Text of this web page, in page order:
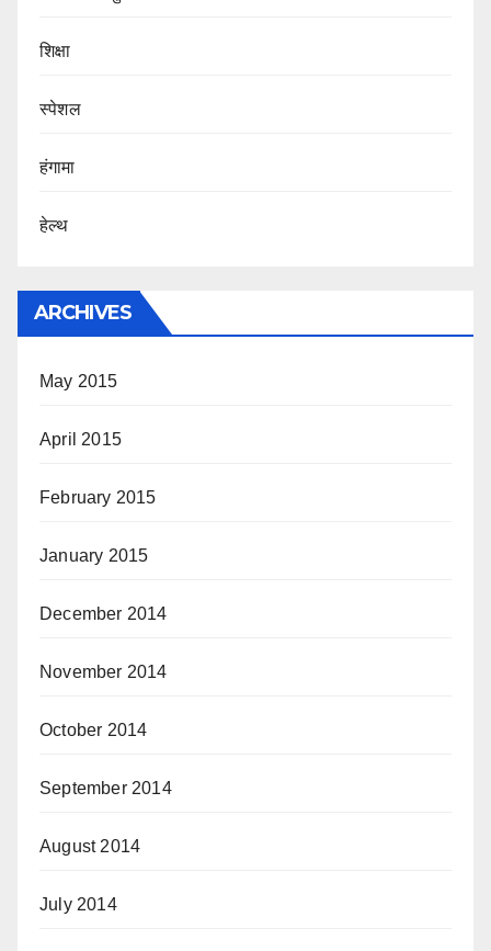
शिक्षा
स्पेशल
हंगामा
हेल्थ
ARCHIVES
May 2015
April 2015
February 2015
January 2015
December 2014
November 2014
October 2014
September 2014
August 2014
July 2014